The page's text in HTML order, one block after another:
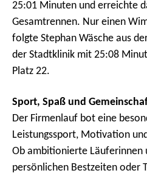
25:01 Minuten und erreichte
Gesamtrennen. Nur einen
folgte Stephan Wäsche aus
der Stadtklinik mit 25:08
Platz 22.
Sport, Spaß und
Der Firmenlauf bot eine
Leistungssport, Motivation
Ob ambitionierte Läuferinnen
persönlichen Bestzeiten oder